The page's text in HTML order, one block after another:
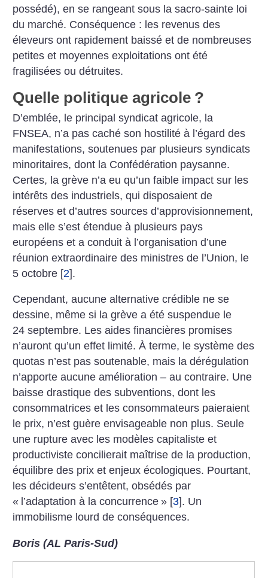
possédé), en se rangeant sous la sacro-sainte loi
du marché. Conséquence : les revenus des
éleveurs ont rapidement baissé et de nombreuses
petites et moyennes exploitations ont été
fragilisées ou détruites.
Quelle politique agricole ?
D’emblée, le principal syndicat agricole, la
FNSEA, n’a pas caché son hostilité à l’égard des
manifestations, soutenues par plusieurs syndicats
minoritaires, dont la Confédération paysanne.
Certes, la grève n’a eu qu’un faible impact sur les
intérêts des industriels, qui disposaient de
réserves et d’autres sources d’approvisionnement,
mais elle s’est étendue à plusieurs pays
européens et a conduit à l’organisation d’une
réunion extraordinaire des ministres de l’Union, le
5 octobre [2].
Cependant, aucune alternative crédible ne se
dessine, même si la grève a été suspendue le
24 septembre. Les aides financières promises
n’auront qu’un effet limité. À terme, le système des
quotas n’est pas soutenable, mais la dérégulation
n’apporte aucune amélioration – au contraire. Une
baisse drastique des subventions, dont les
consommatrices et les consommateurs paieraient
le prix, n’est guère envisageable non plus. Seule
une rupture avec les modèles capitaliste et
productiviste concilierait maîtrise de la production,
équilibre des prix et enjeux écologiques. Pourtant,
les décideurs s’entêtent, obsédés par
« l’adaptation à la concurrence » [3]. Un
immobilisme lourd de conséquences.
Boris (AL Paris-Sud)